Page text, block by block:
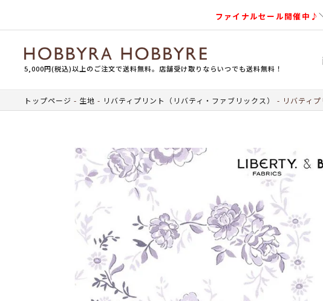
ファイナルセール開催中♪
5,000円(税込)以上のご注文で送料無料。店舗受け取りならいつでも送料無料！
トップページ 生地 リバティプリント（リバティ・ファブリックス） リバティ